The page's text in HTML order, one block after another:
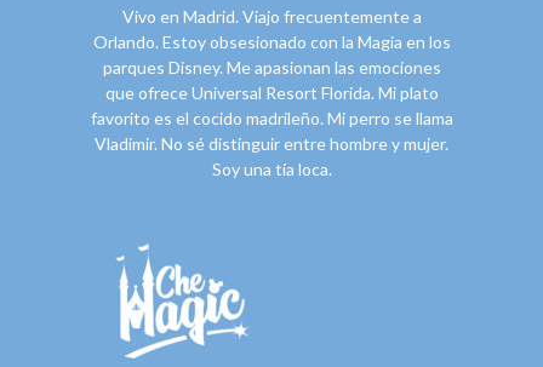
Vivo en Madrid. Viajo frecuentemente a
Orlando. Estoy obsesionado con la Magia en los
parques Disney. Me apasionan las emociones
que ofrece Universal Resort Florida. Mi plato
favorito es el cocido madrileño. Mi perro se llama
Vladimir. No sé distinguir entre hombre y mujer.
Soy una tía loca.